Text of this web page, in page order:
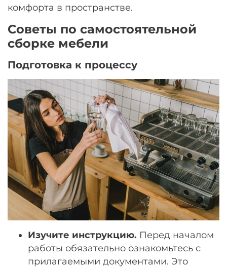
комфорта в пространстве.
Советы по самостоятельной
сборке мебели
Подготовка к процессу
Изучите инструкцию. Перед началом
работы обязательно ознакомьтесь с
прилагаемыми документами. Это